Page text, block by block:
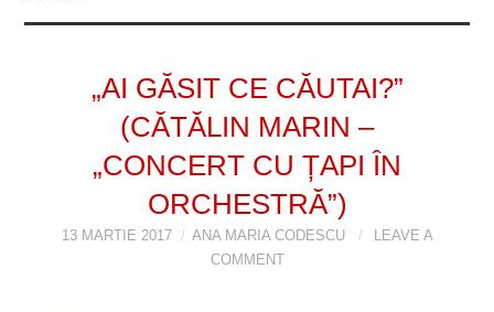
PROZĂ
VIZIUNI ȘI SPECTRE
CONTRAPAGINI
„AI GĂSIT CE CĂUTAI?”
(CĂTĂLIN MARIN –
„CONCERT CU ȚAPI ÎN
ORCHESTRĂ”)
13 MARTIE 2017 ANA MARIA CODESCU
LEAVE A
COMMENT